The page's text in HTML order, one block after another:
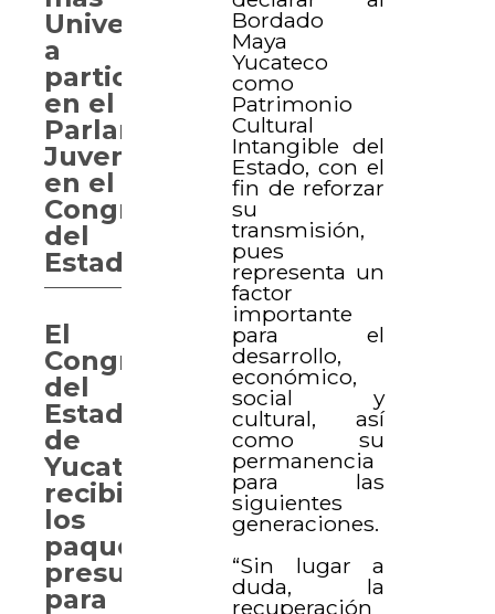
Bordado
Maya
Yucateco
como
Patrimonio
Cultural
Intangible del
Estado, con el
fin de reforzar
su
transmisión,
pues
representa un
factor
importante
para el
desarrollo,
económico,
social y
cultural, así
como su
permanencia
para las
siguientes
generaciones.
“Sin lugar a
duda, la
recuperación
Universidades
a
participar
en el
Parlamento
Juvenil
en el
Congreso
del
Estado
El
Congreso
del
Estado
de
Yucatán
recibirá
los
paquetes
presupuestales
para